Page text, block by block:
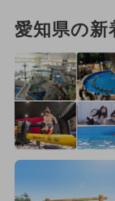
愛知県の新